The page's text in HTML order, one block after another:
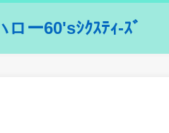
ー60'sｼｸｽﾃｨ-ｽﾞ